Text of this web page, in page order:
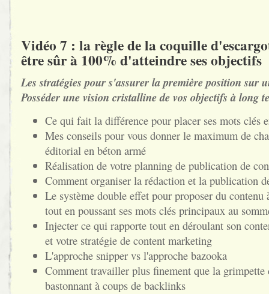
Vidéo 7 : la règle de la coquille
être sûr à 100% d'atteindre ses objectifs
Les stratégies pour s'assurer la première position sur
Posséder une vision cristalline de vos objectifs à long
Ce qui fait la différence pour placer ses mots clés
Mes conseils pour vous donner le maximum de
éditorial en béton armé
Réalisation de votre planning de publication de
Comment organiser la rédaction et la publication
Le système double effet pour proposer du contenu
tout en poussant ses mots clés principaux au
Injecter ce qui rapporte tout en déroulant son
et votre stratégie de content marketing
L'approche snipper vs l'approche bazooka
Comment travailler plus finement que la grimpette
bastonnant à coups de backlinks